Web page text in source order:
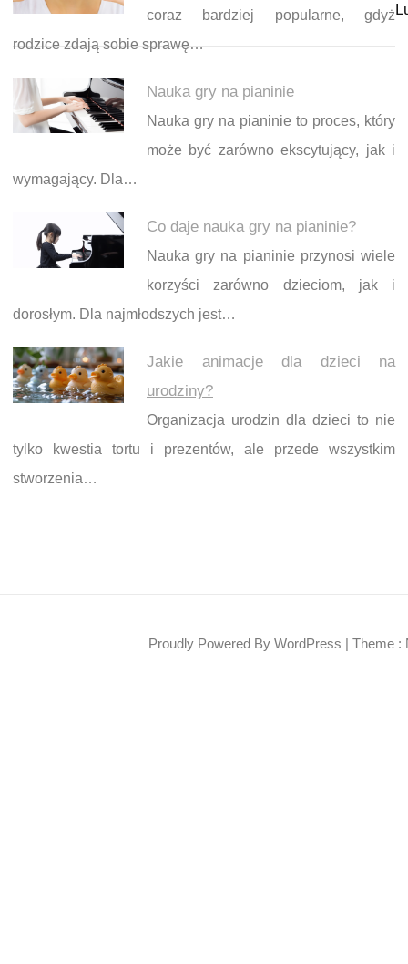
coraz bardziej popularne, gdyż
rodzice zdają sobie sprawę…
Nauka gry na pianinie
Nauka gry na pianinie to proces, który
może być zarówno ekscytujący, jak i
wymagający. Dla…
Co daje nauka gry na pianinie?
Nauka gry na pianinie przynosi wiele
korzyści zarówno dzieciom, jak i
dorosłym. Dla najmłodszych jest…
Jakie animacje dla dzieci na
urodziny?
Organizacja urodzin dla dzieci to nie
tylko kwestia tortu i prezentów, ale przede wszystkim
stworzenia…
Proudly Powered By WordPress | Theme :